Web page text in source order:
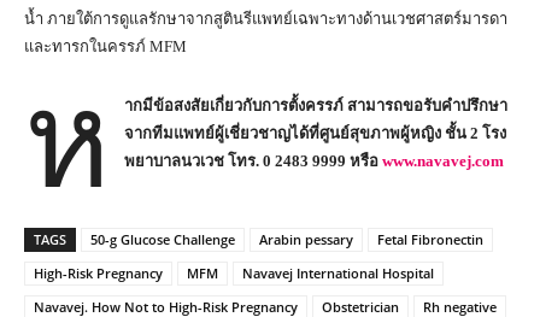
น้ำ ภายใต้การดูแลรักษาจากสูตินรีแพทย์เฉพาะทางด้านเวชศาสตร์มารดา
และทารกในครรภ์ MFM
ห ากมีข้อสงสัยเกี่ยวกับการตั้งครรภ์ สามารถขอรับคำปรึกษา
จากทีมแพทย์ผู้เชี่ยวชาญได้ที่ศูนย์สุขภาพผู้หญิง ชั้น 2 โรง
พยาบาลนวเวช โทร. 0 2483 9999 หรือ www.navavej.com
TAGS 50-g Glucose Challenge Arabin pessary
Fetal Fibronectin
High-Risk Pregnancy
MFM
Navavej International Hospital
Navavej. How Not to High-Risk Pregnancy
Obstetrician
Rh negative